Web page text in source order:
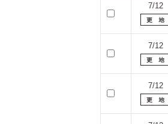
7/12
7/12
7/12